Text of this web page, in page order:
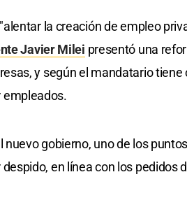
la creación de empleo
Javier Milei presentó una
y según el mandatario
nuevo gobierno, uno de los
en línea con los pedidos